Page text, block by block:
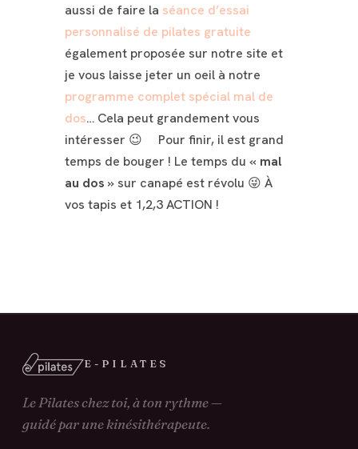
aussi de faire la séance d’essai
personnalisé de pilates gratuite
également proposée sur notre site et
je vous laisse jeter un oeil à notre
programme complet spécial mal de
dos… Cela peut grandement vous
intéresser 😉 Pour finir, il est grand
temps de bouger ! Le temps du « mal
au dos » sur canapé est révolu 😜 À
vos tapis et 1,2,3 ACTION !
E-PILATES
Le Pilates chez toi, à ton rythme —
guidé par une kinésithérapeute.